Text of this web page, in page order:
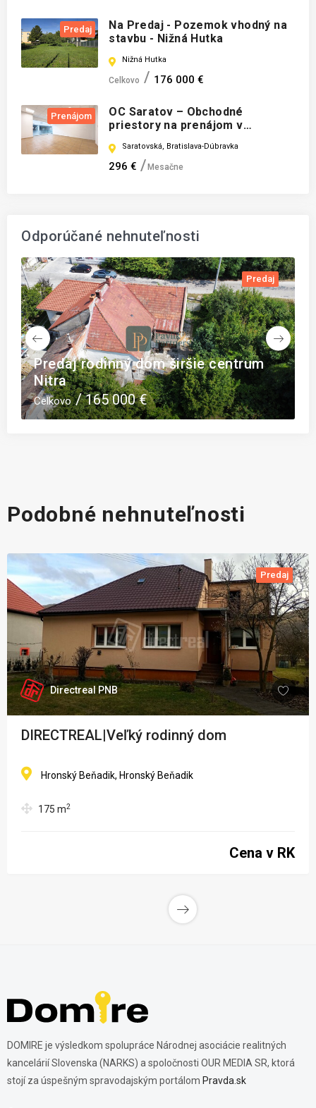
Predaj
Na Predaj - Pozemok vhodný na
stavbu - Nižná Hutka
Nižná Hutka
Celkovo 176 000 €
Prenájom
OC Saratov – Obchodné
priestory na prenájom v
Saratovská, Bratislava-Dúbravka
296 € Mesačne
Odporúčané nehnuteľnosti
Prenájom
Dizajnový byt v srdci Bratislavy – 42
m² pokoja a funkčnosti
950 €
Mesačne
Podobné nehnuteľnosti
Predaj
Directreal PNB
DIRECTREAL|Veľký rodinný dom
Hronský Beňadik, Hronský Beňadik
175 m2
Cena v RK
DOMIRE je výsledkom spolupráce Národnej asociácie realitných
kancelárií Slovenska (NARKS) a spoločnosti OUR MEDIA SR, ktorá
stojí za úspešným spravodajským portálom Pravda.sk